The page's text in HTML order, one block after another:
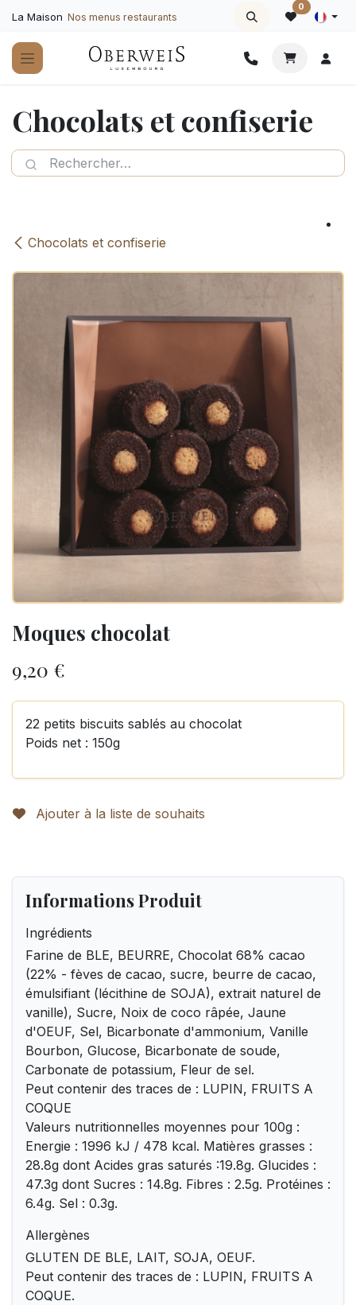
La Maison Nos menus restaurants
0
Chocolats et confiserie
Chocolats et confiserie
Moques chocolat
9,20 €
22 petits biscuits sablés au chocolat
Poids net : 150g
Ajouter à la liste de souhaits
Informations Produit
Ingrédients
Farine de BLE, BEURRE, Chocolat 68% cacao
(22% - fèves de cacao, sucre, beurre de cacao,
émulsifiant (lécithine de SOJA), extrait naturel de
vanille), Sucre, Noix de coco râpée, Jaune
d'OEUF, Sel, Bicarbonate d'ammonium, Vanille
Bourbon, Glucose, Bicarbonate de soude,
Carbonate de potassium, Fleur de sel.
Peut contenir des traces de : LUPIN, FRUITS A
COQUE
Valeurs nutritionnelles moyennes pour 100g :
Energie : 1996 kJ / 478 kcal. Matières grasses :
28.8g dont Acides gras saturés :19.8g. Glucides :
47.3g dont Sucres : 14.8g. Fibres : 2.5g. Protéines :
6.4g. Sel : 0.3g.
Allergènes
GLUTEN DE BLE, LAIT, SOJA, OEUF.
Peut contenir des traces de : LUPIN, FRUITS A
COQUE.